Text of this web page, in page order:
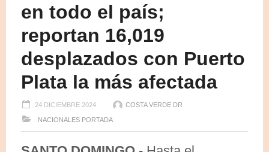
en todo el país;
reportan 16,019
desplazados con Puerto
Plata la más afectada
24 DICIEMBRE 2024 COSTA VERDE DR
NACIONALES PORTADA